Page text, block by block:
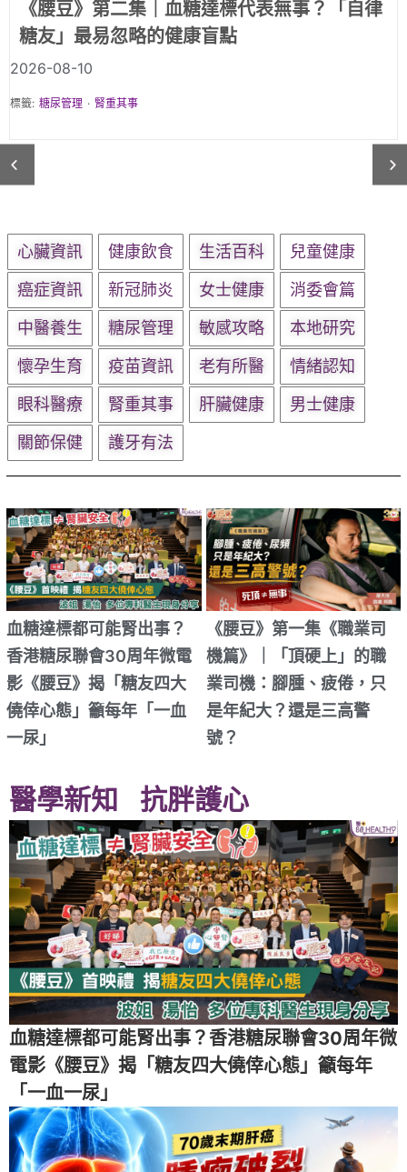
血糖達標都可能腎出事？香港糖尿聯會30周年
微電影《腰豆》揭「糖友四大僥倖心態」籲每
年「一血一尿」
2026-08-03
心臟資訊 健康飲食 生活百科
兒童健康
癌症資訊
新冠肺炎 女士健康
消委會篇
中醫養生
糖尿管理 敏感攻略
本地研究
懷孕生育
疫苗資訊 老有所醫
情緒認知
眼科醫療
腎重其事 肝臟健康
男士健康
關節保健
護牙有法
血糖達標都可能腎出事？
香港糖尿聯會30周年微電
影《腰豆》揭「糖友四大
僥倖心態」籲每年「一血
一尿」
《腰豆》第一集《職業司
機篇》｜「頂硬上」的職
業司機：腳腫、疲倦，只
是年紀大？還是三高警
號？
醫學新知 抗胖護心
血糖達標都可能腎出事？香港糖尿聯會30周年微
電影《腰豆》揭「糖友四大僥倖心態」籲每年
「一血一尿」